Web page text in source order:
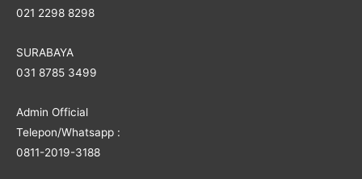
021 2298 8298
SURABAYA
031 8785 3499
Admin Official
Telepon/Whatsapp :
0811-2019-3188